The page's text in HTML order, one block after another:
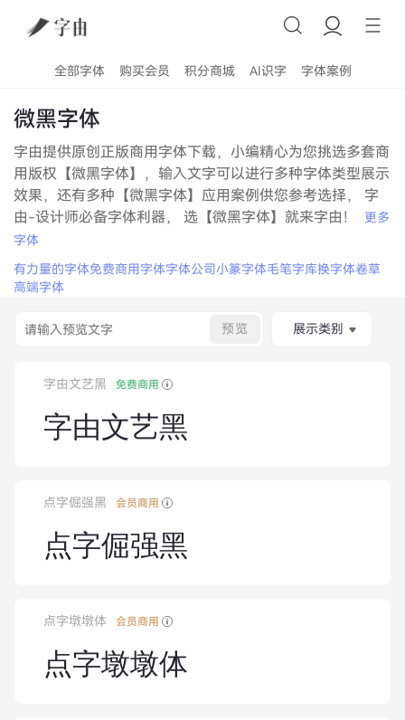
全部字体 购买会员 积分商城 AI识字 字体案例
微黑字体
字由提供原创正版商用字体下载，小编精心为您挑选多套商
用版权【微黑字体】，输入文字可以进行多种字体类型展示
效果，还有多种【微黑字体】应用案例供您参考选择， 字
由-设计师必备字体利器， 选【微黑字体】就来字由！
更多
字体
有力量的字体免费商用字体字体公司小篆字体毛笔字库换字体卷草
高端字体
预览 展示类别
字由文艺黑 免费商用
字由文艺黑
点字倔强黑 会员商用
点字倔强黑
点字墩墩体 会员商用
点字墩墩体